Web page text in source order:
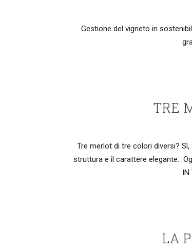
Gestione del vigneto in
TRE
Tre merlot di tre colori diversi?
struttura e il carattere elegante.
IN
LA